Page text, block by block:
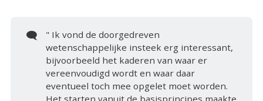
🗨️
" Ik vond de doorgedreven
wetenschappelijke insteek erg interessant,
bijvoorbeeld het kaderen van waar er
vereenvoudigd wordt en waar daar
eventueel toch mee opgelet moet worden.